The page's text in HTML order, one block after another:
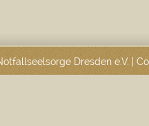
Dresden e.V. |